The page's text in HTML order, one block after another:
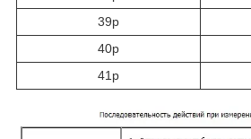
39р
40р
41р